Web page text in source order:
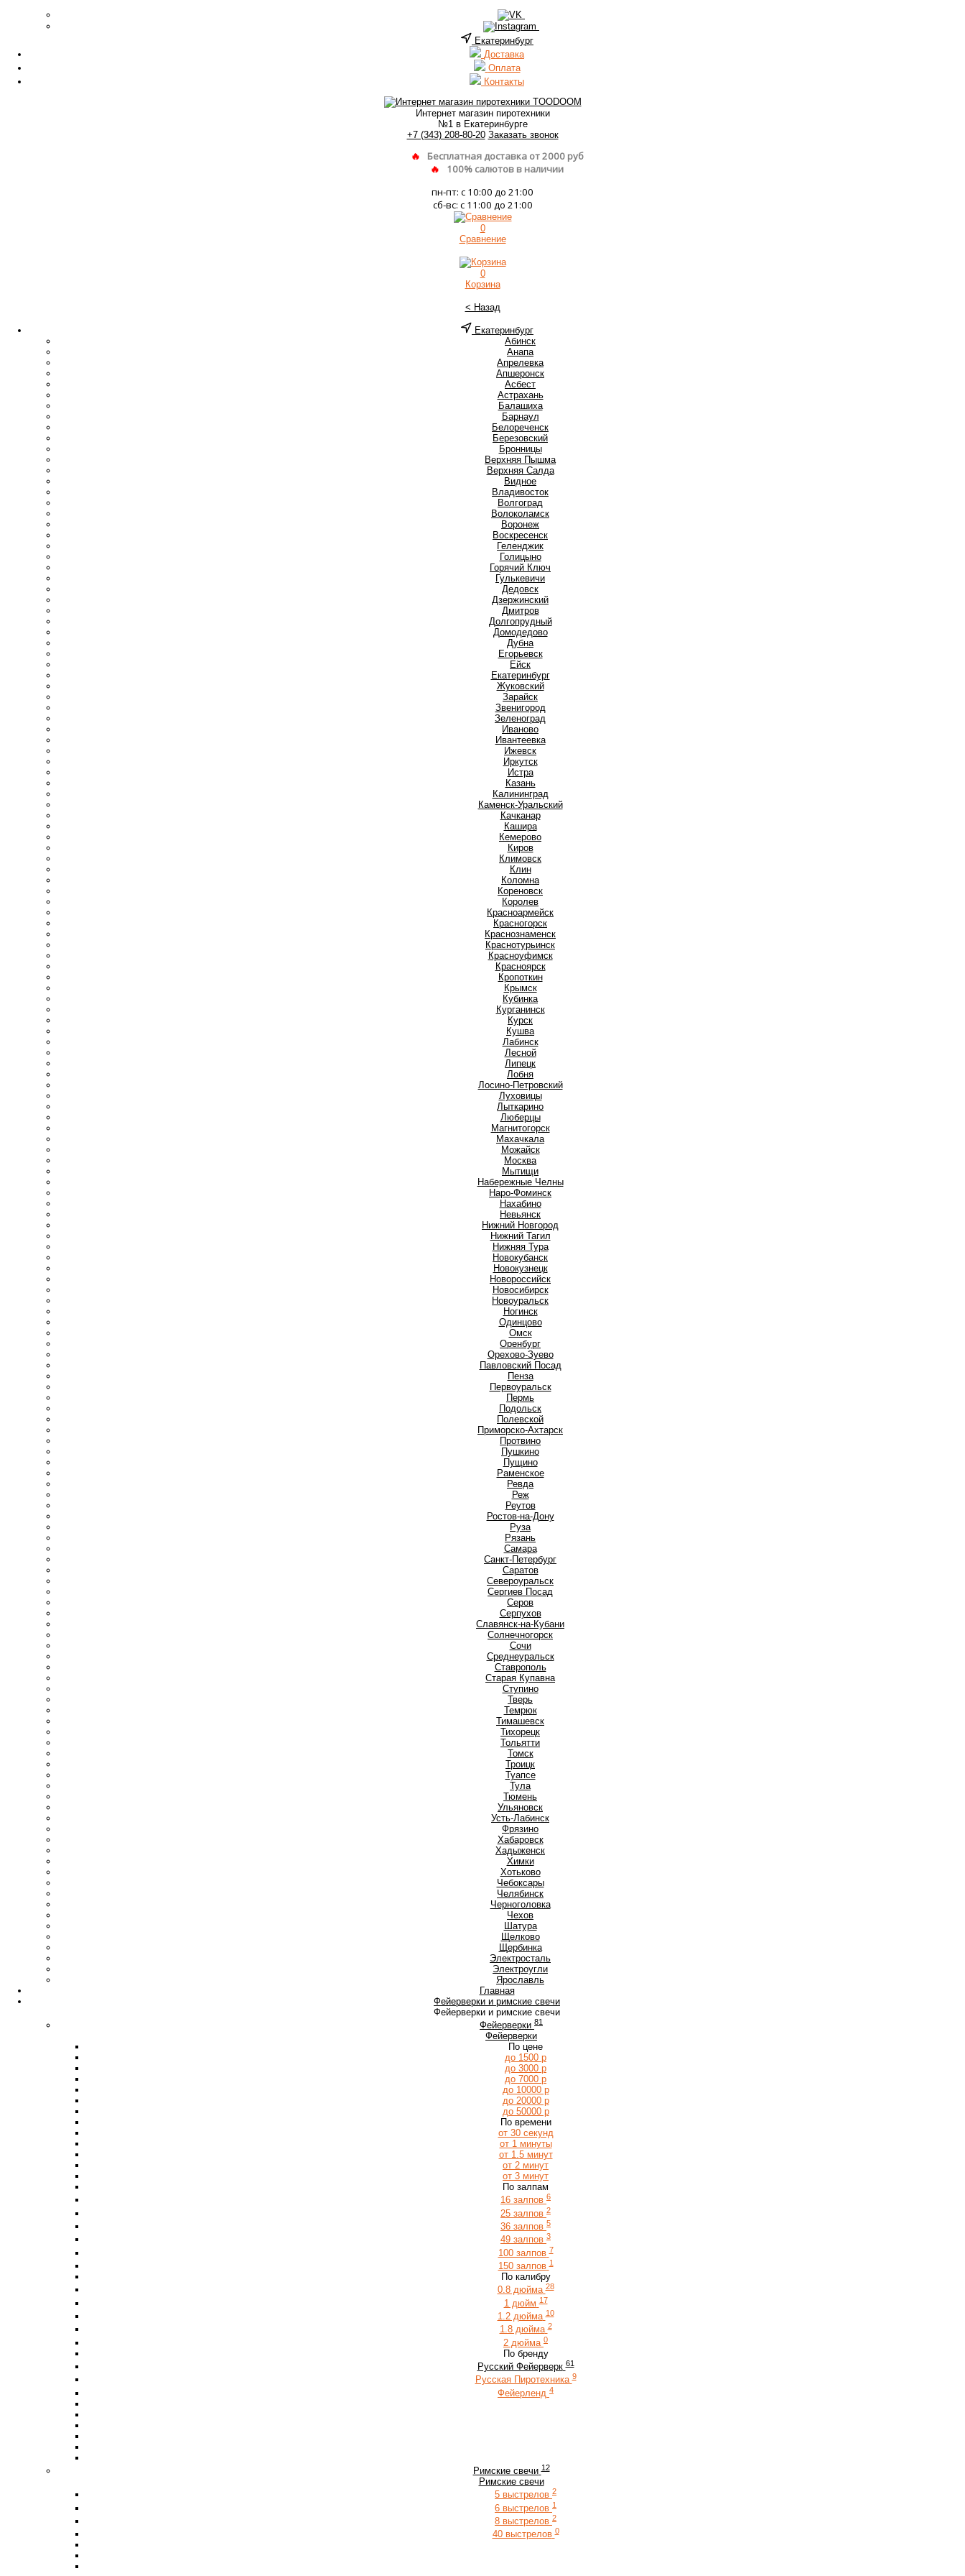
Екатеринбург
Доставка
Оплата
Контакты
Интернет магазин пиротехники
№1 в Екатеринбурге
+7 (343) 208-80-20 Заказать звонок
Бесплатная доставка от 2000 руб
100% салютов в наличии
пн-пт: с 10:00 до 21:00
сб-вс: с 11:00 до 21:00
0
Сравнение
0
Корзина
< Назад
Екатеринбург
Абинск
Анапа
Апрелевка
Апшеронск
Асбест
Астрахань
Балашиха
Барнаул
Белореченск
Березовский
Бронницы
Верхняя Пышма
Верхняя Салда
Видное
Владивосток
Волгоград
Волоколамск
Воронеж
Воскресенск
Геленджик
Голицыно
Горячий Ключ
Гулькевичи
Дедовск
Дзержинский
Дмитров
Долгопрудный
Домодедово
Дубна
Егорьевск
Ейск
Екатеринбург
Жуковский
Зарайск
Звенигород
Зеленоград
Иваново
Ивантеевка
Ижевск
Иркутск
Истра
Казань
Калининград
Каменск-Уральский
Качканар
Кашира
Кемерово
Киров
Климовск
Клин
Коломна
Кореновск
Королев
Красноармейск
Красногорск
Краснознаменск
Краснотурьинск
Красноуфимск
Красноярск
Кропоткин
Крымск
Кубинка
Курганинск
Курск
Кушва
Лабинск
Лесной
Липецк
Лобня
Лосино-Петровский
Луховицы
Лыткарино
Люберцы
Магнитогорск
Махачкала
Можайск
Москва
Мытищи
Набережные Челны
Наро-Фоминск
Нахабино
Невьянск
Нижний Новгород
Нижний Тагил
Нижняя Тура
Новокубанск
Новокузнецк
Новороссийск
Новосибирск
Новоуральск
Ногинск
Одинцово
Омск
Оренбург
Орехово-Зуево
Павловский Посад
Пенза
Первоуральск
Пермь
Подольск
Полевской
Приморско-Ахтарск
Протвино
Пушкино
Пущино
Раменское
Ревда
Реж
Реутов
Ростов-на-Дону
Руза
Рязань
Самара
Санкт-Петербург
Саратов
Североуральск
Сергиев Посад
Серов
Серпухов
Славянск-на-Кубани
Солнечногорск
Сочи
Среднеуральск
Ставрополь
Старая Купавна
Ступино
Тверь
Темрюк
Тимашевск
Тихорецк
Тольятти
Томск
Троицк
Туапсе
Тула
Тюмень
Ульяновск
Усть-Лабинск
Фрязино
Хабаровск
Хадыженск
Химки
Хотьково
Чебоксары
Челябинск
Черноголовка
Чехов
Шатура
Щелково
Щербинка
Электросталь
Электроугли
Ярославль
Главная
Фейерверки и римские свечи
Фейерверки и римские свечи
Фейерверки 81
Фейерверки
По цене
до 1500 р
до 3000 р
до 7000 р
до 10000 р
до 20000 р
до 50000 р
По времени
от 30 секунд
от 1 минуты
от 1.5 минут
от 2 минут
от 3 минут
По залпам
16 залпов 6
25 залпов 2
36 залпов 5
49 залпов 3
100 залпов 7
150 залпов 1
По калибру
0.8 дюйма 28
1 дюйм 17
1.2 дюйма 10
1.8 дюйма 2
2 дюйма 0
По бренду
Русский Фейерверк 61
Русская Пиротехника 9
Фейерленд 4
Римские свечи 12
Римские свечи
5 выстрелов 2
6 выстрелов 1
8 выстрелов 2
40 выстрелов 0